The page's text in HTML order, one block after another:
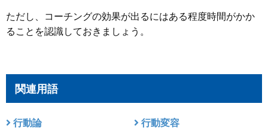
ただし、コーチングの効果が出るにはある程度時間がかか
ることを認識しておきましょう。
関連用語
行動論
行動変容